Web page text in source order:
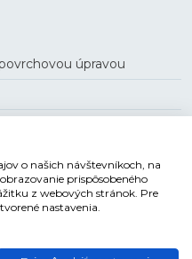
úpravou
o našich návštevníkoch, na
prispôsobeného
z webových stránok. Pre
nastavenia.